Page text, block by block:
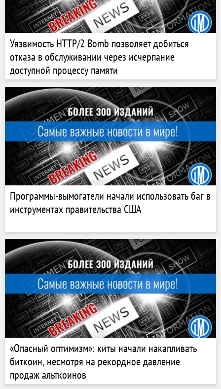
Уязвимость HTTP/2 Bomb позволяет добиться
отказа в обслуживании через исчерпание
доступной процессу памяти
Программы-вымогатели начали использовать баг в
инструментах правительства США
«Опасный оптимизм»: киты начали накапливать
биткоин, несмотря на рекордное давление
продаж альткоинов